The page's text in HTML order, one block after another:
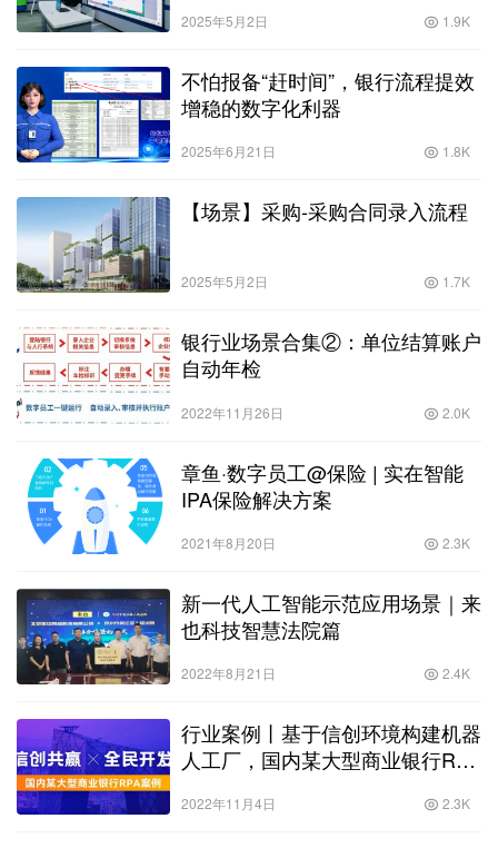
2025年5月2日 1.9K
不怕报备“赶时间”，银行流程提效
增稳的数字化利器
2025年6月21日 1.8K
【场景】采购-采购合同录入流程
2025年5月2日 1.7K
银行业场景合集②：单位结算账户
自动年检
2022年11月26日 2.0K
章鱼·数字员工@保险 | 实在智能
IPA保险解决方案
2021年8月20日 2.3K
新一代人工智能示范应用场景｜来
也科技智慧法院篇
2022年8月21日 2.4K
行业案例丨基于信创环境构建机器
人工厂，国内某大型商业银行RPA
2022年11月4日 2.3K